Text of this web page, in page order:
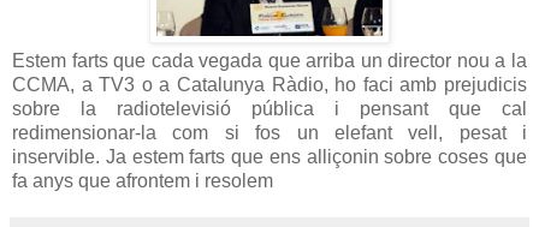
Estem farts que cada vegada que arriba un director nou a la
CCMA, a TV3 o a Catalunya Ràdio, ho faci amb prejudicis
sobre la radiotelevisió pública i pensant que cal
redimensionar-la com si fos un elefant vell, pesat i
inservible. Ja estem farts que ens alliçonin sobre coses que
fa anys que afrontem i resolem